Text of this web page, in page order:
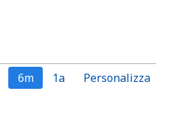
6m 1a Personalizza